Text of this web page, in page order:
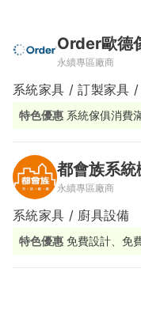
Order歐德
永續專區廠商
系統家具 / 訂製家具
特色優惠 系統傢俱消費
都會族系統
永續專區廠商
系統家具 / 廚具設備
特色優惠 免費設計、免